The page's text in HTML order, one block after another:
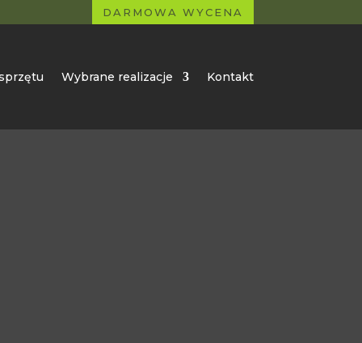
DARMOWA WYCENA
Wybrane realizacje Kontakt